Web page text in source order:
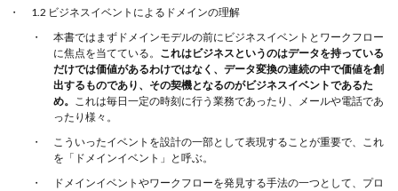
1.2 ビジネスイベントによるドメインの理解
本書ではまずドメインモデルの前にビジネスイベントとワークフロー
に焦点を当てている。 これはビジネスというのはデータを持っている
だけでは価値があるわけではなく、データ変換の連続の中で価値を創
出するものであり、その契機となるのがビジネスイベントであるた
め。 これは毎日一定の時刻に行う業務であったり、メールや電話であ
ったり様々。
こういったイベントを設計の一部として表現することが重要で、これ
を「ドメインイベント」と呼ぶ。
ドメインイベントやワークフローを発見する手法の一つとして、プロ